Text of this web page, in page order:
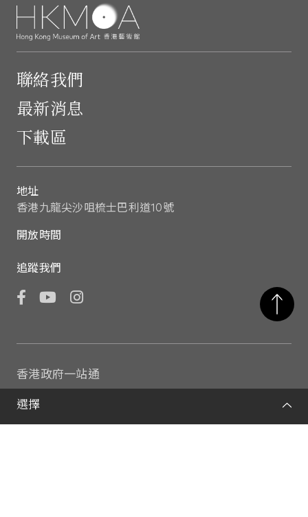
選擇
聯絡我們
最新消息
下載區
地址
香港九龍尖沙咀梳士巴利道10號
開放時間
追蹤我們
FacebookYouTube
Instagram
香港政府一站通
康樂及文化事務署
康文署轄下其他博物館